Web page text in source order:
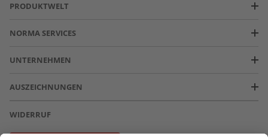
PRODUKTWELT
NORMA SERVICES
UNTERNEHMEN
AUSZEICHNUNGEN
WIDERRUF